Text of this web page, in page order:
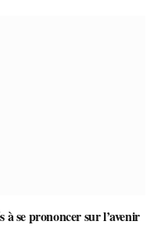
se prononcer sur l’avenir